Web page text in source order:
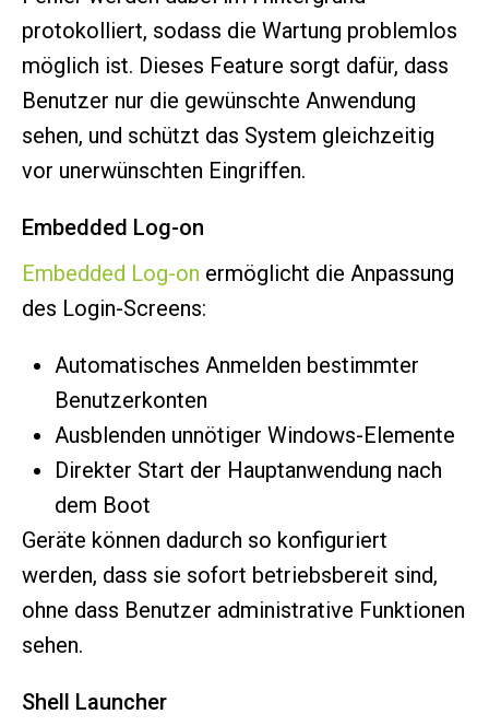
protokolliert, sodass die Wartung problemlos
möglich ist. Dieses Feature sorgt dafür, dass
Benutzer nur die gewünschte Anwendung
sehen, und schützt das System gleichzeitig
vor unerwünschten Eingriffen.
Embedded Log-on
Embedded Log-on ermöglicht die Anpassung
des Login-Screens:
Automatisches Anmelden bestimmter
Benutzerkonten
Ausblenden unnötiger Windows-Elemente
Direkter Start der Hauptanwendung nach
dem Boot
Geräte können dadurch so konfiguriert
werden, dass sie sofort betriebsbereit sind,
ohne dass Benutzer administrative Funktionen
sehen.
Shell Launcher